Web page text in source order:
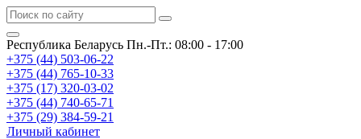
Республика Беларусь Пн.-Пт.: 08:00 - 17:00
+375 (44) 503-06-22
+375 (44) 765-10-33
+375 (17) 320-03-02
+375 (44) 740-65-71
+375 (29) 384-59-21
Личный кабинет